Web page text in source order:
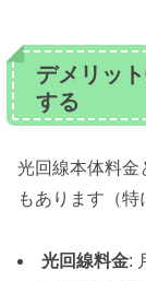
デメリッ
する
光回線本体料金
もあります（特
光回線料金: